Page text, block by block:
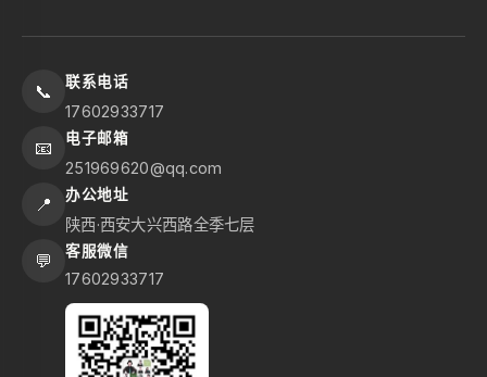
📞 联系电话
17602933717
📧 电子邮箱
251969620@qq.com
📍 办公地址
陕西·西安大兴西路全季七层
💬 客服微信
17602933717